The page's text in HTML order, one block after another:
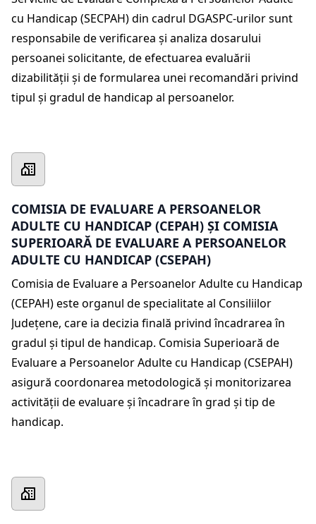
cu Handicap (SECPAH) din cadrul DGASPC-urilor sunt
responsabile de verificarea și analiza dosarului
persoanei solicitante, de efectuarea evaluării
dizabilității și de formularea unei recomandări privind
tipul și gradul de handicap al persoanelor.
COMISIA DE EVALUARE A PERSOANELOR
ADULTE CU HANDICAP (CEPAH) ȘI COMISIA
SUPERIOARĂ DE EVALUARE A PERSOANELOR
ADULTE CU HANDICAP (CSEPAH)
Comisia de Evaluare a Persoanelor Adulte cu Handicap
(CEPAH) este organul de specialitate al Consiliilor
Județene, care ia decizia finală privind încadrarea în
gradul și tipul de handicap. Comisia Superioară de
Evaluare a Persoanelor Adulte cu Handicap (CSEPAH)
asigură coordonarea metodologică și monitorizarea
activității de evaluare și încadrare în grad și tip de
handicap.